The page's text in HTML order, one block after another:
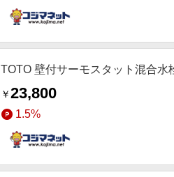
TOTO 壁付サーモスタット混合水
￥23,800
1.5%